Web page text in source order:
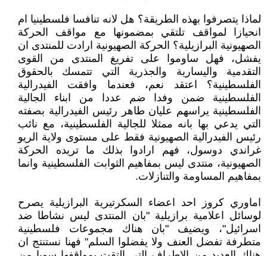
لماذا يتصرفوا بهذه الطريقة؟ هل لانه تنافسا فلسطينيا ام
انحيازا لمواقف تلتقي بمضمونها مع مواقف الحركة
الصهيونية البرازيلية؟ الحركة الصهيونية ارادت للمنتدى ان
يفشل، فهل ساوموا على تفريغ المنتدى من القوى
التقدمية واليسارية والجذرية التي تتمسك بالحقوق
الفلسطينية؟ اعتقد نعم، فعندما وافقت الفيدرالية
الفلسطينية ضمن وفدا ضم عددا من ابناء الجالية
الفلسطينية يراسهم عليان طاهر رئيس الفيدرالية بصفته
التي يدعي بها بانه ممثلا للجالية الفلسطينية، مع نائب
رئيس الفيدرالية الصهيونية فقط على مستوى ولاية الريو
غراندي دوسول، فهم ارادوا بذلك ما تريده الحركة
الصهيونية، منتدى ليس بمفاهيم الثوابت الفلسطينية وانما
بمفاهيم المساومة والتنازلات.
اماوري كروز احد اعضاء السكرتيرية البرازيلية يصرح
لوسائل اعلامية برازيلية "بان المنتدى ليس نشاطا ضد
اسرائيل"، ويضيف "بان هناك مجموعات فلسطينية
متطرفة تفضل العنف ولا يفضلوا السلم" فهنا نستنتج ان